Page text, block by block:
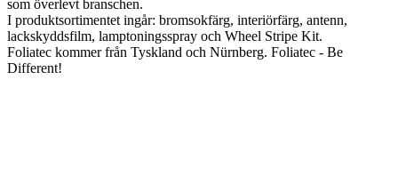
som överlevt branschen.
I produktsortimentet ingår: bromsokfärg, interiörfärg, antenn,
lackskyddsfilm, lamptoningsspray och Wheel Stripe Kit.
Foliatec kommer från Tyskland och Nürnberg. Foliatec - Be
Different!